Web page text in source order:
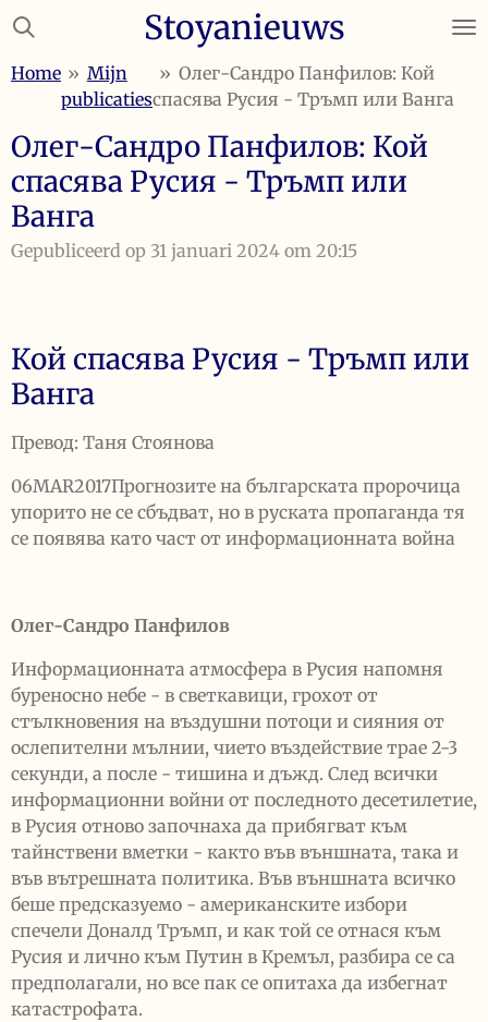
Ga
naar
Stoyanieuws
Home » Mijn
publicaties
» Олег-Сандро Панфилов: Кой
спасява Русия - Тръмп или Ванга
Олег-Сандро Панфилов: Кой
спасява Русия - Тръмп или
Ванга
Gepubliceerd op 31 januari 2024 om 20:15
Кой спасява Русия - Тръмп или
Ванга
Превод: Таня Стоянова
06MAR2017Прогнозите на българската пророчица
упорито не се сбъдват, но в руската пропаганда тя
се появява като част от информационната война
Олег-Сандро Панфилов
Информационната атмосфера в Русия напомня
буреносно небе - в светкавици, грохот от
стълкновения на въздушни потоци и сияния от
ослепителни мълнии, чието въздействие трае 2-3
секунди, а после - тишина и дъжд. След всички
информационни войни от последното десетилетие,
в Русия отново започнаха да прибягват към
тайнствени вметки - както във външната, така и
във вътрешната политика. Във външната всичко
беше предсказуемо - американските избори
спечели Доналд Тръмп, и как той се отнася към
Русия и лично към Путин в Кремъл, разбира се са
предполагали, но все пак се опитаха да избегнат
катастрофата.